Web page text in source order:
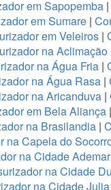
em Sapopemba |
em Sumare |
em Veleiros|
na Aclimação
na Água Fria |
na Água Rasa |
na Aricanduva|
em Bela Aliança |
na Brasilandia |
na Capela do
na Cidade Ademar
na Cidade
na Cidade Julia